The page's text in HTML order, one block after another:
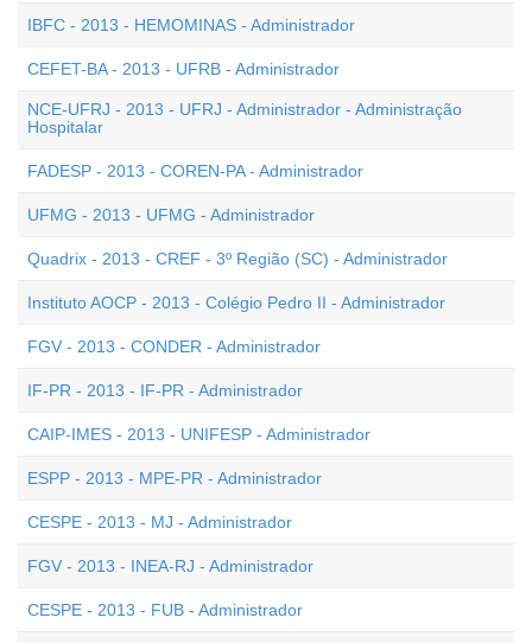
IBFC - 2013 - HEMOMINAS - Administrador
CEFET-BA - 2013 - UFRB - Administrador
NCE-UFRJ - 2013 - UFRJ - Administrador - Administração
Hospitalar
FADESP - 2013 - COREN-PA - Administrador
UFMG - 2013 - UFMG - Administrador
Quadrix - 2013 - CREF - 3º Região (SC) - Administrador
Instituto AOCP - 2013 - Colégio Pedro II - Administrador
FGV - 2013 - CONDER - Administrador
IF-PR - 2013 - IF-PR - Administrador
CAIP-IMES - 2013 - UNIFESP - Administrador
ESPP - 2013 - MPE-PR - Administrador
CESPE - 2013 - MJ - Administrador
FGV - 2013 - INEA-RJ - Administrador
CESPE - 2013 - FUB - Administrador